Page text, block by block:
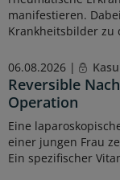
manifestieren.
Krankheitsbilder zu
06.08.2026 |
Reversible
Operation
Eine
einer jungen Frau
Ein spezifischer